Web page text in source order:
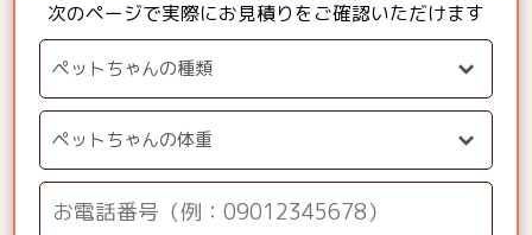
次のページで実際にお見積りをご確認いただけます